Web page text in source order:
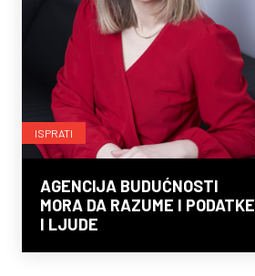
ISPRATI
AGENCIJA BUDUĆNOSTI
MORA DA RAZUME I PODATKE
I LJUDE